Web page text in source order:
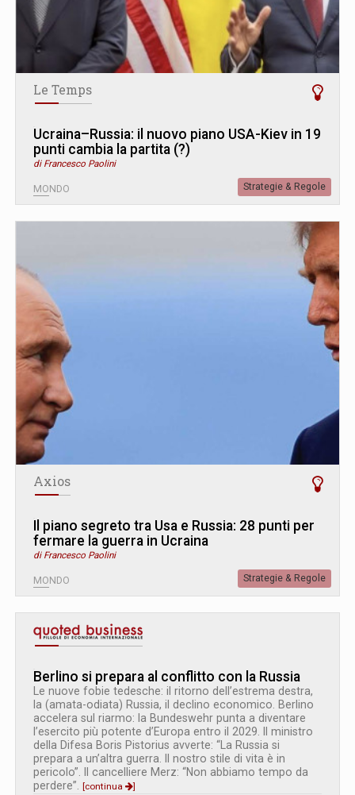
Le Temps
Ucraina–Russia: il nuovo piano USA-Kiev in 19
punti cambia la partita (?)
di Francesco Paolini
MONDO Strategie & Regole
Axios
Il piano segreto tra Usa e Russia: 28 punti per
fermare la guerra in Ucraina
di Francesco Paolini
MONDO Strategie & Regole
Berlino si prepara al conflitto con la Russia
Le nuove fobie tedesche: il ritorno dell’estrema destra,
la (amata-odiata) Russia, il declino economico. Berlino
accelera sul riarmo: la Bundeswehr punta a diventare
l’esercito più potente d’Europa entro il 2029. Il ministro
della Difesa Boris Pistorius avverte: “La Russia si
prepara a un’altra guerra. Il nostro stile di vita è in
pericolo”. Il cancelliere Merz: “Non abbiamo tempo da
perdere”. [continua
]